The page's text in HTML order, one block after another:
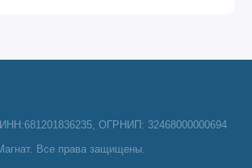
ОГРНИП: 32468000000694
Все права защищены.